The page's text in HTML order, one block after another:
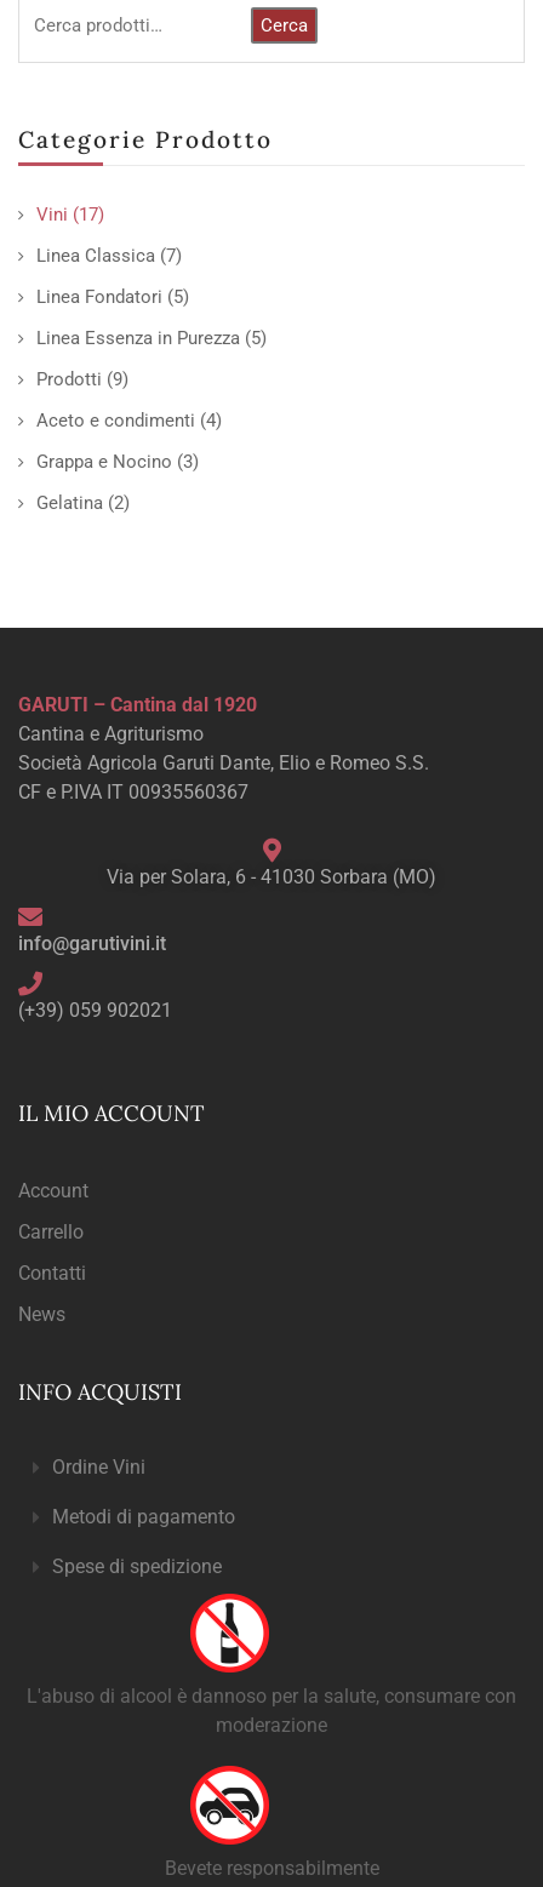
Cerca
Categorie Prodotto
Vini (17)
Linea Classica (7)
Linea Fondatori (5)
Linea Essenza in Purezza (5)
Prodotti (9)
Aceto e condimenti (4)
Grappa e Nocino (3)
Gelatina (2)
GARUTI – Cantina dal 1920
Cantina e Agriturismo
Società Agricola Garuti Dante, Elio e Romeo S.S.
CF e P.IVA IT 00935560367
Via per Solara, 6 - 41030 Sorbara (MO)
info@garutivini.it
(+39) 059 902021
IL MIO ACCOUNT
Account
Carrello
Contatti
News
INFO ACQUISTI
Ordine Vini
Metodi di pagamento
Spese di spedizione
L'abuso di alcool è dannoso per la salute, consumare con
moderazione
Bevete responsabilmente